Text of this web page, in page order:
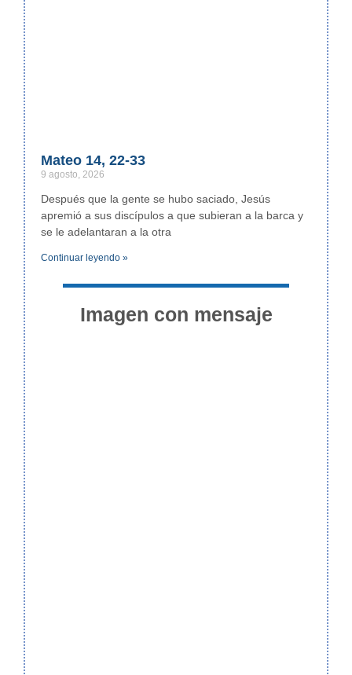
Mateo 14, 22-33
9 agosto, 2026
Después que la gente se hubo saciado, Jesús
apremió a sus discípulos a que subieran a la barca y
se le adelantaran a la otra
Continuar leyendo »
Imagen con mensaje